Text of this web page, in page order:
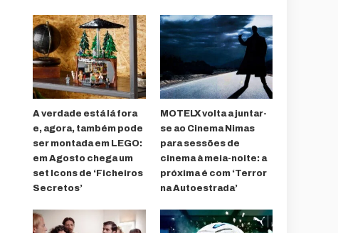
A verdade está lá fora
e, agora, também pode
ser montada em LEGO:
em Agosto chega um
set Icons de ‘Ficheiros
Secretos’
MOTELX volta a juntar-
se ao Cinema Nimas
para sessões de
cinema à meia-noite: a
próxima é com ‘Terror
na Autoestrada’